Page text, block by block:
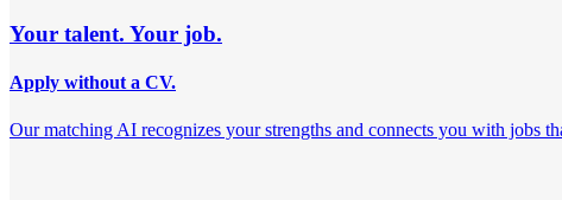
Your talent. Your job.
Apply without a CV.
Our matching AI recognizes your strengths and connects you with